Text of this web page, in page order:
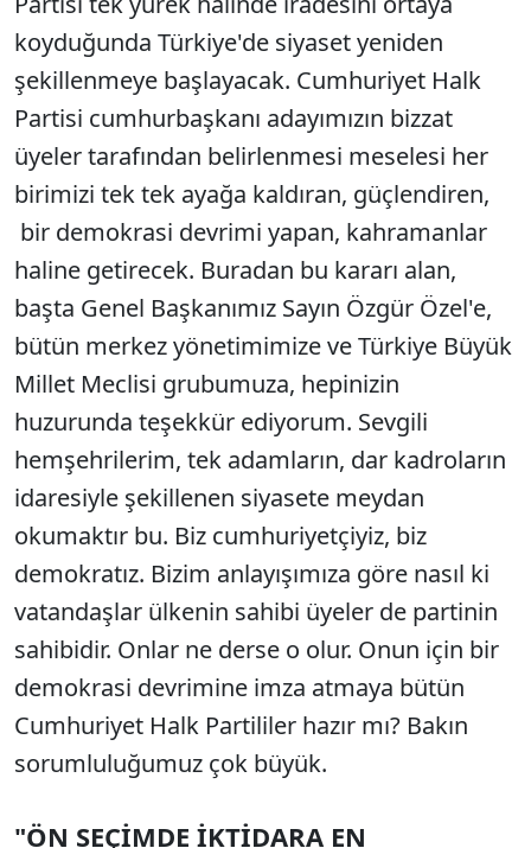
koyduğunda Türkiye'de siyaset yeniden
şekillenmeye başlayacak. Cumhuriyet Halk
Partisi cumhurbaşkanı adayımızın bizzat
üyeler tarafından belirlenmesi meselesi her
birimizi tek tek ayağa kaldıran, güçlendiren,
bir demokrasi devrimi yapan, kahramanlar
haline getirecek. Buradan bu kararı alan,
başta Genel Başkanımız Sayın Özgür Özel'e,
bütün merkez yönetimimize ve Türkiye Büyük
Millet Meclisi grubumuza, hepinizin
huzurunda teşekkür ediyorum. Sevgili
hemşehrilerim, tek adamların, dar kadroların
idaresiyle şekillenen siyasete meydan
okumaktır bu. Biz cumhuriyetçiyiz, biz
demokratız. Bizim anlayışımıza göre nasıl ki
vatandaşlar ülkenin sahibi üyeler de partinin
sahibidir. Onlar ne derse o olur. Onun için bir
demokrasi devrimine imza atmaya bütün
Cumhuriyet Halk Partililer hazır mı? Bakın
sorumluluğumuz çok büyük.
"ÖN SEÇİMDE İKTİDARA EN